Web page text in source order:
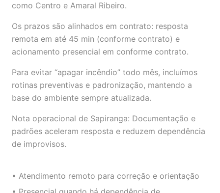
como Centro e Amaral Ribeiro.
Os prazos são alinhados em contrato: resposta
remota em até 45 min (conforme contrato) e
acionamento presencial em conforme contrato.
Para evitar “apagar incêndio” todo mês, incluímos
rotinas preventivas e padronização, mantendo a
base do ambiente sempre atualizada.
Nota operacional de Sapiranga: Documentação e
padrões aceleram resposta e reduzem dependência
de improvisos.
• Atendimento remoto para correção e orientação